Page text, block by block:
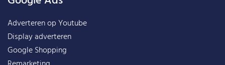
Adverteren op Youtube
Display adverteren
Google Shopping